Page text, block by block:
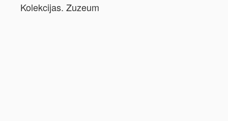
Kolekcijas. Zuzeum